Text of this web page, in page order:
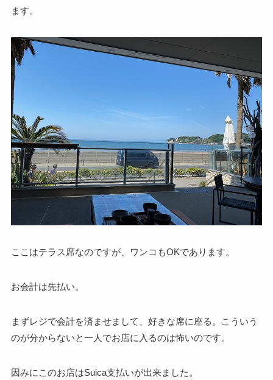
ます。
ここはテラス席なのですが、ワンコもOKであります。
お会計は先払い。
まずレジで会計を済ませまして、好きな席に座る。こういう
のが分からないと一人でお店に入るのは怖いのです。
因みにこのお店はSuica支払いが出来ました。